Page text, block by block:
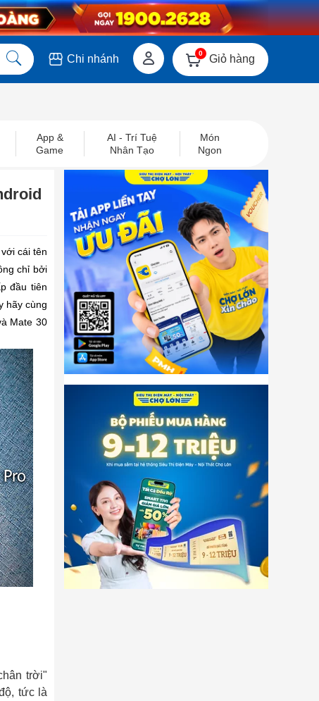
Chi nhánh 0 Giỏ hàng
App &
Game
AI - Trí Tuệ
Nhân Tạo
Món
Ngon
cái tên
chỉ bởi
đầu tiên
hãy cùng
Mate 30
trời"
tức là